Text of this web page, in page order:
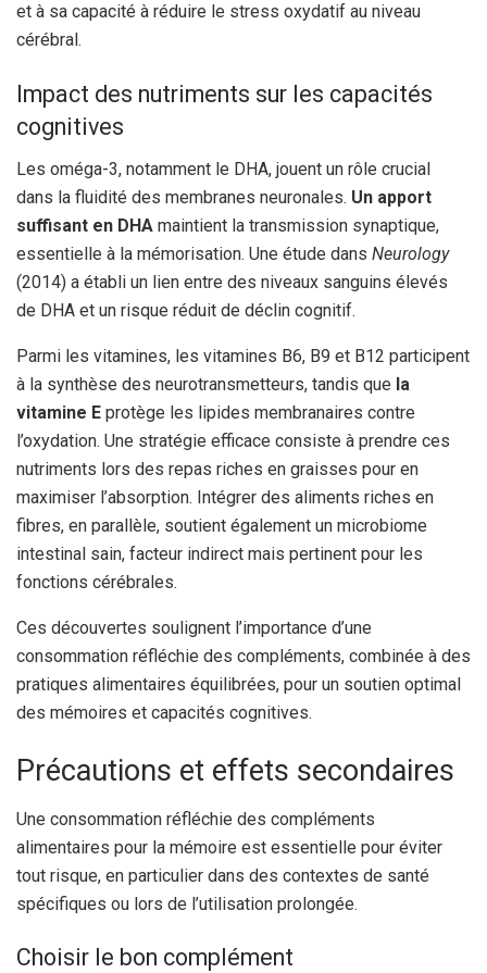
et à sa capacité à réduire le stress oxydatif au niveau
cérébral.
Impact des nutriments sur les capacités
cognitives
Les oméga-3, notamment le DHA, jouent un rôle crucial
dans la fluidité des membranes neuronales. Un apport
suffisant en DHA maintient la transmission synaptique,
essentielle à la mémorisation. Une étude dans Neurology
(2014) a établi un lien entre des niveaux sanguins élevés
de DHA et un risque réduit de déclin cognitif.
Parmi les vitamines, les vitamines B6, B9 et B12 participent
à la synthèse des neurotransmetteurs, tandis que la
vitamine E protège les lipides membranaires contre
l’oxydation. Une stratégie efficace consiste à prendre ces
nutriments lors des repas riches en graisses pour en
maximiser l’absorption. Intégrer des aliments riches en
fibres, en parallèle, soutient également un microbiome
intestinal sain, facteur indirect mais pertinent pour les
fonctions cérébrales.
Ces découvertes soulignent l’importance d’une
consommation réfléchie des compléments, combinée à des
pratiques alimentaires équilibrées, pour un soutien optimal
des mémoires et capacités cognitives.
Précautions et effets secondaires
Une consommation réfléchie des compléments
alimentaires pour la mémoire est essentielle pour éviter
tout risque, en particulier dans des contextes de santé
spécifiques ou lors de l’utilisation prolongée.
Choisir le bon complément